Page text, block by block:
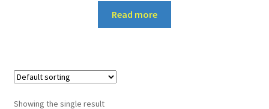
Read more
Showing the single result